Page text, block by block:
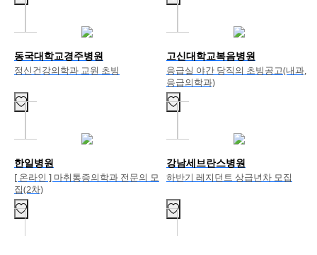
동국대학교경주병원
정신건강의학과 교원 초빙
한일병원
[ 온라인 ] 마취통증의학과 전문의 모
집(2차)
고신대학교복음병원
응급실 야간 당직의 초빙공고(내과,
응급의학과)
강남세브란스병원
하반기 레지던트 상급년차 모집